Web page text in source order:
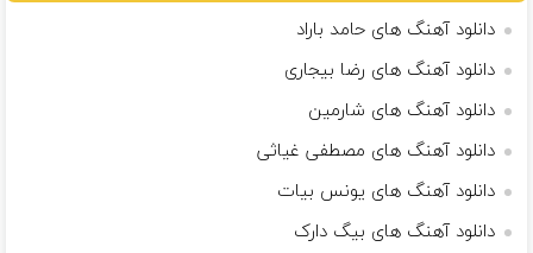
دانلود آهنگ های حامد باراد
دانلود آهنگ های رضا بیجاری
دانلود آهنگ های شارمین
دانلود آهنگ های مصطفی غیاثی
دانلود آهنگ های یونس بیات
دانلود آهنگ های بیگ دارک